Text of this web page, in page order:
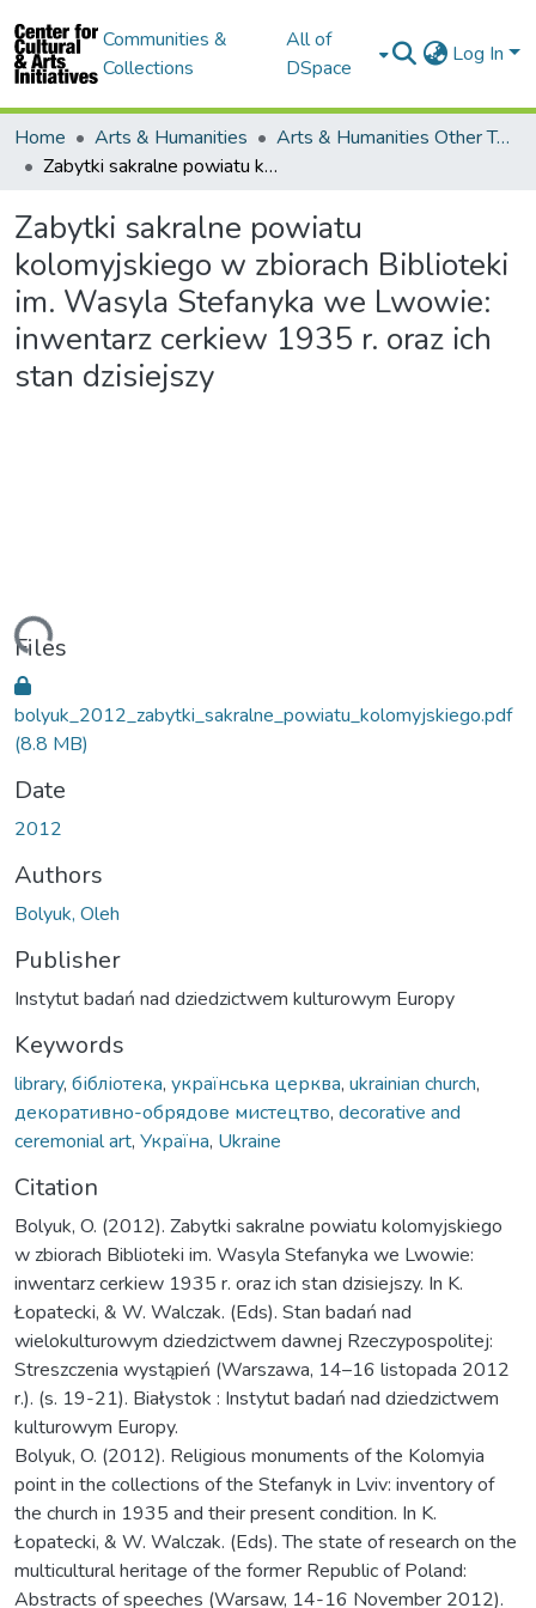
Communities &
Collections
All of
DSpace
Log In
Home Arts & Humanities
Arts & Humanities Other Topics
Zabytki sakralne powiatu kolomyjskiego w zbiorach Biblioteki im. Wasyla Stefanyka we Lwowie: inwentarz cerkiew 1935 r. oraz ich stan dzisiejszy
Zabytki sakralne powiatu
kolomyjskiego w zbiorach Biblioteki
im. Wasyla Stefanyka we Lwowie:
inwentarz cerkiew 1935 r. oraz ich
stan dzisiejszy
Files
bolyuk_2012_zabytki_sakralne_powiatu_kolomyjskiego.pdf
(8.8 MB)
Date
2012
Authors
Bolyuk, Oleh
Publisher
Instytut badań nad dziedzictwem kulturowym Europy
Keywords
library, бібліотека, українська церква, ukrainian church,
декоративно-обрядове мистецтво, decorative and
ceremonial art, Україна, Ukraine
Citation
Bolyuk, O. (2012). Zabytki sakralne powiatu kolomyjskiego
w zbiorach Biblioteki im. Wasyla Stefanyka we Lwowie:
inwentarz cerkiew 1935 r. oraz ich stan dzisiejszy. In K.
Łopatecki, & W. Walczak. (Eds). Stan badań nad
wielokulturowym dziedzictwem dawnej Rzeczypospolitej:
Streszczenia wystąpień (Warszawa, 14–16 listopada 2012
r.). (s. 19-21). Białystok : Instytut badań nad dziedzictwem
kulturowym Europy.
Bolyuk, O. (2012). Religious monuments of the Kolomyia
point in the collections of the Stefanyk in Lviv: inventory of
the church in 1935 and their present condition. In K.
Łopatecki, & W. Walczak. (Eds). The state of research on the
multicultural heritage of the former Republic of Poland:
Abstracts of speeches (Warsaw, 14-16 November 2012).